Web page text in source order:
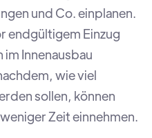
und Co. einplanen.
endgültigem Einzug
Innenausbau
wie viel
sollen, können
Zeit einnehmen.